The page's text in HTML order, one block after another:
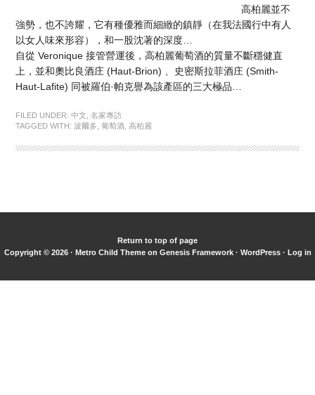
高柏麗並不
強勢，也不誇耀，它有種優雅而細緻的鎮靜（在我法國行中有人
以女人味來形容），和一股沈著的深度…
自從 Veronique 接管營運後，高柏麗葡萄酒的質量不斷穩健直
上，並和奧比良酒庄 (Haut-Brion) 、史密斯拉菲酒庄 (Smith-
Haut-Lafite) 同被羅伯·帕克譽為該產區的三大極品…
FILED UNDER:中文 ,名家專訪
TAGGED WITH:波爾多 ,葡萄酒 高柏麗
Return to top of page
Copyright © 2026 · Metro Child Themeon Genesis Framework· WordPress· Log in